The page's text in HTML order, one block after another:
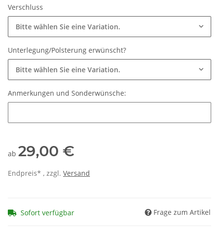
Verschluss
Bitte wählen Sie eine Variation.
Unterlegung/Polsterung erwünscht?
Bitte wählen Sie eine Variation.
Anmerkungen und Sonderwünsche:
ab 29,00 €
Endpreis* , zzgl. Versand
Sofort verfügbar Frage zum Artikel